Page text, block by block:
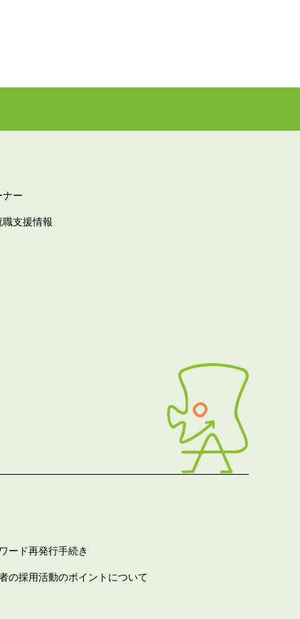
ナー
支援情報
ード再発行手続き
の採用活動のポイントについて